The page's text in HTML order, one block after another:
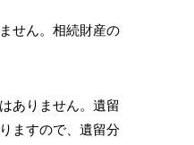
せん。相続財産の
ありません。遺留
ますので、遺留分